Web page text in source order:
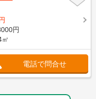
円
電話で問合せ